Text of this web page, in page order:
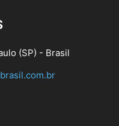
(SP) - Brasil